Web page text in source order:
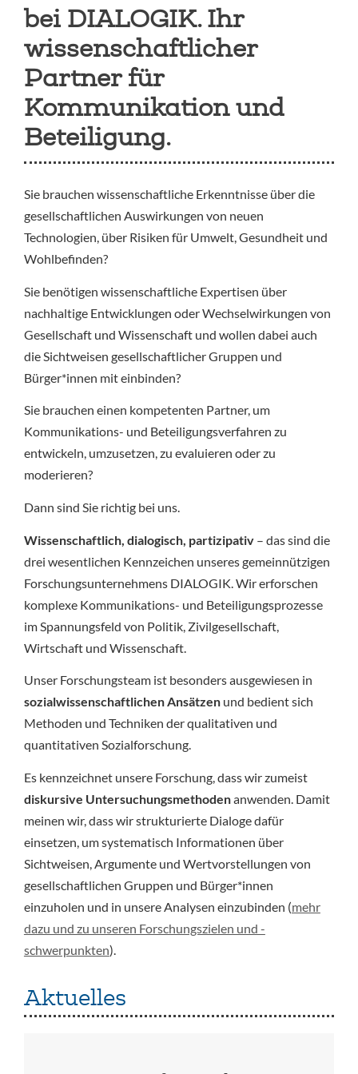
bei DIALOGIK. Ihr
wissenschaftlicher
Partner für
Kommunikation und
Beteiligung.
Sie brauchen wissenschaftliche Erkenntnisse über die
gesellschaftlichen Auswirkungen von neuen
Technologien, über Risiken für Umwelt, Gesundheit und
Wohlbefinden?
Sie benötigen wissenschaftliche Expertisen über
nachhaltige Entwicklungen oder Wechselwirkungen von
Gesellschaft und Wissenschaft und wollen dabei auch
die Sichtweisen gesellschaftlicher Gruppen und
Bürger*innen mit einbinden?
Sie brauchen einen kompetenten Partner, um
Kommunikations- und Beteiligungsverfahren zu
entwickeln, umzusetzen, zu evaluieren oder zu
moderieren?
Dann sind Sie richtig bei uns.
Wissenschaftlich, dialogisch, partizipativ – das sind die
drei wesentlichen Kennzeichen unseres gemeinnützigen
Forschungsunternehmens DIALOGIK. Wir erforschen
komplexe Kommunikations- und Beteiligungsprozesse
im Spannungsfeld von Politik, Zivilgesellschaft,
Wirtschaft und Wissenschaft.
Unser Forschungsteam ist besonders ausgewiesen in
sozialwissenschaftlichen Ansätzenund bedient sich
Methoden und Techniken der qualitativen und
quantitativen Sozialforschung.
Es kennzeichnet unsere Forschung, dass wir zumeist
diskursive Untersuchungsmethodenanwenden. Damit
meinen wir, dass wir strukturierte Dialoge dafür
einsetzen, um systematisch Informationen über
Sichtweisen, Argumente und Wertvorstellungen von
gesellschaftlichen Gruppen und Bürger*innen
einzuholen und in unsere Analysen einzubinden (mehr
dazu und zu unseren Forschungszielen und -
schwerpunkten).
Aktuelles